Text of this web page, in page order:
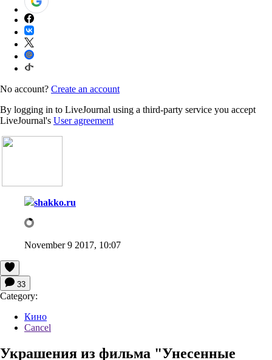
No account? Create an account
By logging in to LiveJournal using a third-party service you accept
LiveJournal's User agreement
shakko.ru
November 9 2017, 10:07
33
Category:
Кино
Cancel
Украшения из фильма "Унесенные